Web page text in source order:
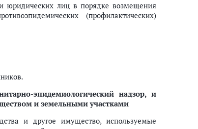
юридических лиц в порядке возмещения
(профилактических)
эпидемиологический надзор, и
и земельными участками
и другое имущество, используемые